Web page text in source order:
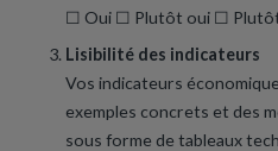
☐ Oui ☐ Plutôt oui ☐
Lisibilité des indicateurs
Vos indicateurs
exemples concrets et des
sous forme de tableaux